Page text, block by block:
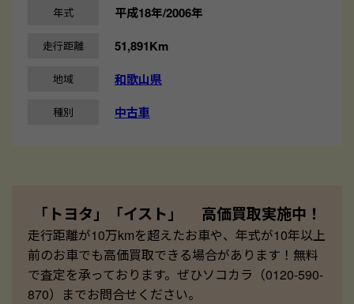
年式 平成18年/2006年
走行距離 51,891Km
地域 和歌山県
種別 中古車
「トヨタ」「イスト」 高価買取実施中！
走行距離が10万kmを超えたお車や、年式が10年以上
前のお車でも高価買取できる場合があります！無料
で査定を承っております。ぜひソコカラ（0120-590-
870）までお問合せください。